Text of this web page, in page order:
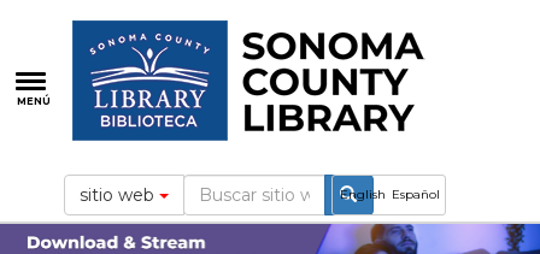
contenido
principal
MENÚ
English Español
sitio web